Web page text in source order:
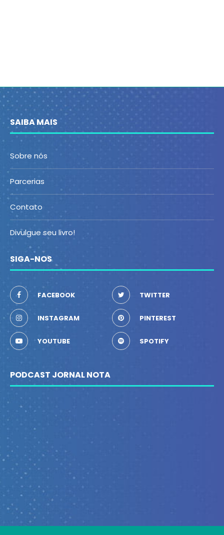
SAIBA MAIS
Sobre nós
Parcerias
Contato
Divulgue seu livro!
SIGA-NOS
FACEBOOK TWITTER
INSTAGRAM PINTEREST
YOUTUBE SPOTIFY
PODCAST JORNAL NOTA